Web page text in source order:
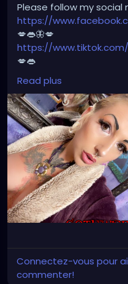
Please follow my social
https://
💋👄🦋💋
https://
💋👄
https://
💋👄
https://
https://twitter.com/
🦋💋👄 🎼 🎵 XZANTHIA
🎶https://
⭐️http://patreon.com/
#dreads#dreadlocks
#dreadstylesforwomen
#welovedreadlocks
#dreadbun
#dreadslove
Read plus
Connectez-vous pour
commenter!